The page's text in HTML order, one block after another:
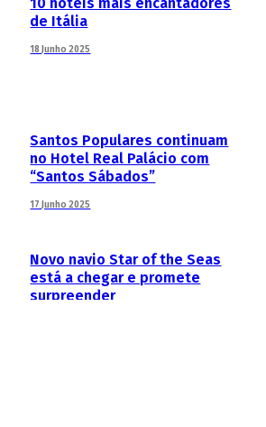
10 hotéis mais encantadores
de Itália
18 Junho 2025
Santos Populares continuam
no Hotel Real Palácio com
“Santos Sábados”
17 Junho 2025
Novo navio Star of the Seas
está a chegar e promete
surpreender